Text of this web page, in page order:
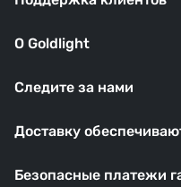
O Goldlight
Следите за нами
Доставку
Безопасные платежи